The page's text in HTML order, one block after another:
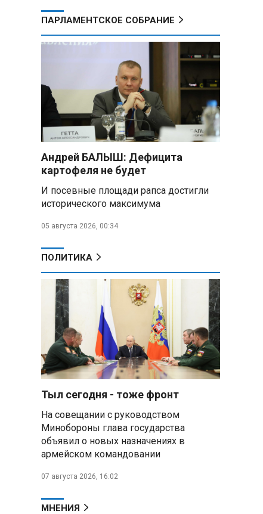
НАТО
В Белгородской области при
новых атаках ВСУ пострадали
еще четыре человека
Александр Лукашенко о
работе Белкоопсоюза: «Если это
так, это жуть»
самых популярных зарубежных
городов у российских туристов
Минобороны РФ: при
освобождении Анискино ВСУ
военных сдалась в плен
Александр Лукашенко:
Россияне «услышали батьку» и
скупают пустующие дома в
белорусских деревнях
Алесандр Лукашенко назвал
работу сельской торговли
«неудовлетворительной» и
возмутился «просрочкой и
тухлятиной»
Владимир Путин обсудил с
меры по защите инфраструктуры
от терактов
Минобороны РФ: «Искандер»
ВСУ в Днепропетровской
ПАРЛАМЕНТСКОЕ СОБРАНИЕ
Андрей БАЛЫШ: Дефицита
картофеля не будет
И посевные площади рапса достигли
исторического максимума
05 августа 2026, 00:34
ПОЛИТИКА
Тыл сегодня - тоже фронт
На совещании с руководством
Минобороны глава государства
объявил о новых назначениях в
армейском командовании
07 августа 2026, 16:02
МНЕНИЯ